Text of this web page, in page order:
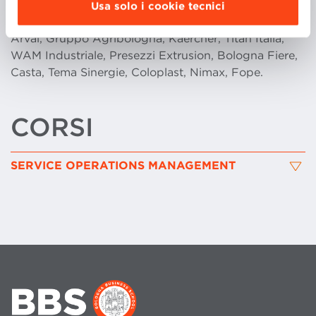
Usa solo i cookie tecnici
presso: Assa Abloy Italia, Gruppo Nilfisk Advance,
HS Penta, Nobili, Le Fablier, Annovi e Reverberi,
Arval, Gruppo Agribologna, Kaercher, Titan Italia,
WAM Industriale, Presezzi Extrusion, Bologna Fiere,
Casta, Tema Sinergie, Coloplast, Nimax, Fope.
CORSI
SERVICE OPERATIONS MANAGEMENT